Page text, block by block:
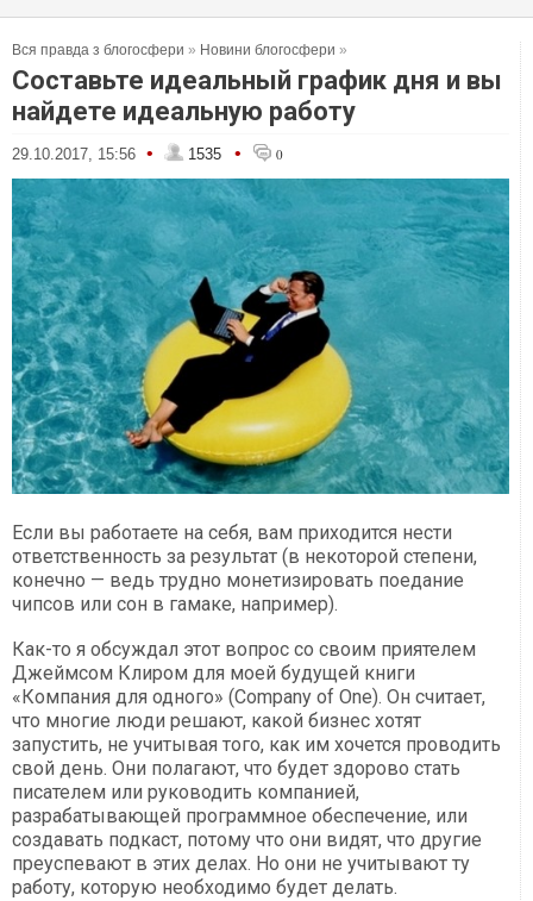
Вся правда з блогосфери » Новини блогосфери »
Составьте идеальный график дня и вы
найдете идеальную работу
29.10.2017, 15:56 • 1535 • 0
Если вы работаете на себя, вам приходится нести
ответственность за результат (в некоторой степени,
конечно — ведь трудно монетизировать поедание
чипсов или сон в гамаке, например).
Как-то я обсуждал этот вопрос со своим приятелем
Джеймсом Клиром для моей будущей книги
«Компания для одного» (Company of One). Он считает,
что многие люди решают, какой бизнес хотят
запустить, не учитывая того, как им хочется проводить
свой день. Они полагают, что будет здорово стать
писателем или руководить компанией,
разрабатывающей программное обеспечение, или
создавать подкаст, потому что они видят, что другие
преуспевают в этих делах. Но они не учитывают ту
работу, которую необходимо будет делать.